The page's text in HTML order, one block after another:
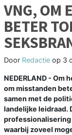
VNG, OM
BETER
Door Redactie op 3
NEDERLAND -
om misstanden
samen met de
landelijke leidraad.
professionalisering
waarbij zoveel